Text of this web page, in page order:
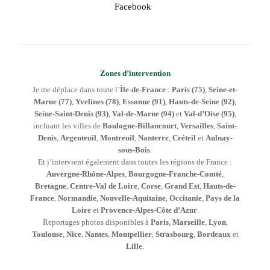
Facebook
Zones d’intervention
Je me déplace dans toute l’Île-de-France : Paris (75) Seine-et-
Marne (77) Yvelines (78) Essonne (91) Hauts-de-Seine (92)
Seine-Saint-Denis (93), Val-de-Marne (94)et Val-d’Oise (95),
incluant les villes de Boulogne-Billancourt Versailles Saint-
Denis, Argenteuil Montreuil Nanterre, Créteil et Aulnay-
sous-Bois
Et j’intervient également dans toutes les régions de France :
Auvergne-Rhône-Alpes Bourgogne-Franche-Comté
Bretagne, Centre-Val de Loire, Corse, Grand Est, Hauts-de-
France Normandie Nouvelle-Aquitaine Occitanie Pays de la
Loireet Provence-Alpes-Côte d’Azur.
Reportages photos disponibles à Paris, Marseille, Lyon,
Toulouse, Nice, Nantes, Montpellier, Strasbourg Bordeaux et
Lille